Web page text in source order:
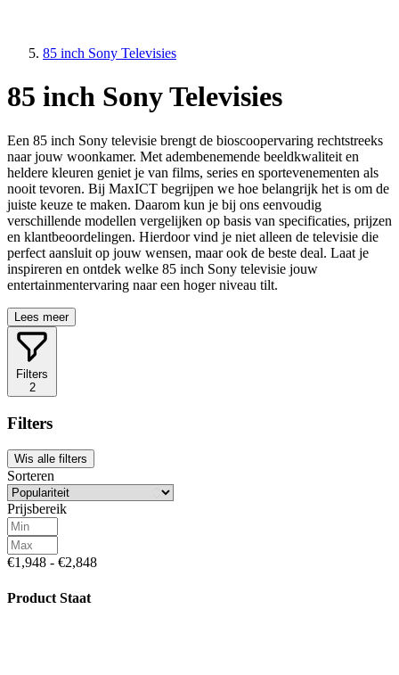
85 inch Sony Televisies
85 inch Sony Televisies
Een 85 inch Sony televisie brengt de bioscoopervaring rechtstreeks
naar jouw woonkamer. Met adembenemende beeldkwaliteit en
heldere kleuren geniet je van films, series en sportevenementen als
nooit tevoren. Bij MaxICT begrijpen we hoe belangrijk het is om de
juiste keuze te maken. Daarom kun je bij ons eenvoudig
verschillende modellen vergelijken op basis van specificaties, prijzen
en klantbeoordelingen. Hierdoor vind je niet alleen de televisie die
perfect aansluit op jouw wensen, maar ook de beste deal. Laat je
inspireren en ontdek welke 85 inch Sony televisie jouw
entertainmentervaring naar een hoger niveau tilt.
Lees meer
Filters
2
Filters
Wis alle filters
Sorteren
Prijsbereik
€1,948 - €2,848
Product Staat